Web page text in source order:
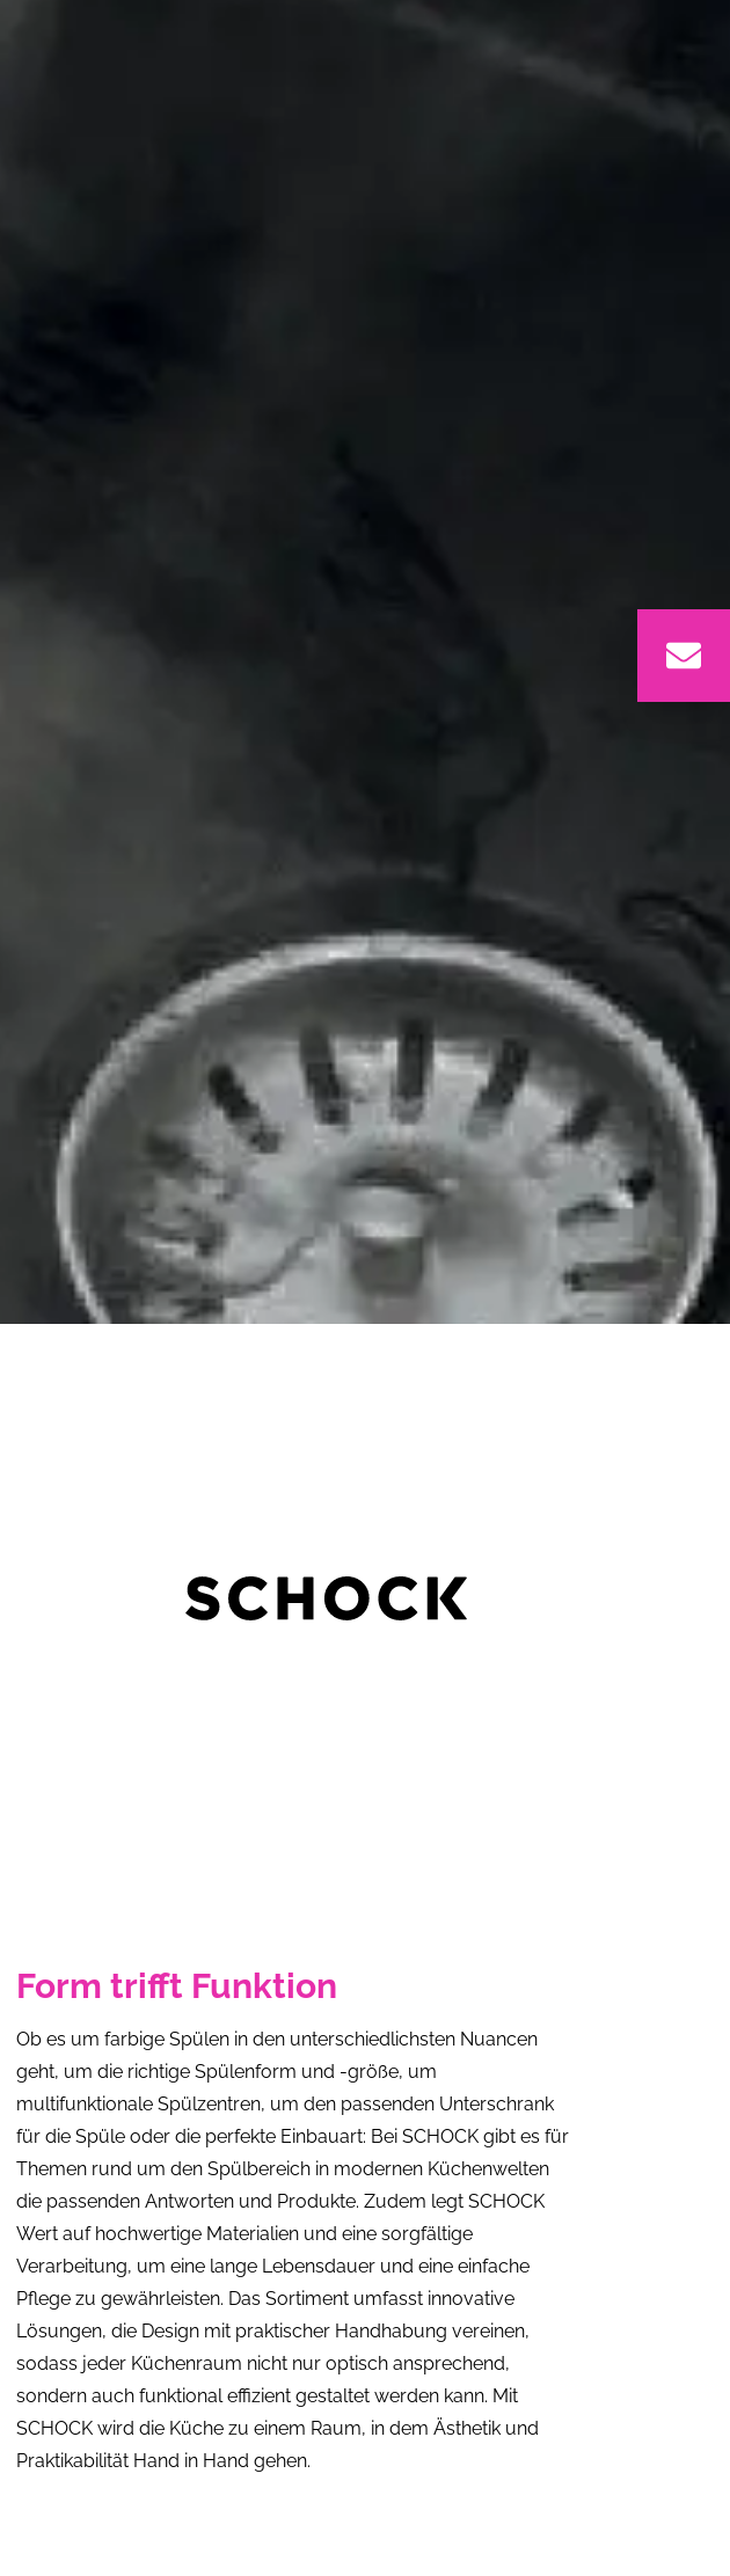
Form trifft Funktion
Ob es um farbige Spülen in den unterschiedlichsten Nuancen
geht, um die richtige Spülenform und -größe, um
multifunktionale Spülzentren, um den passenden Unterschrank
für die Spüle oder die perfekte Einbauart: Bei SCHOCK gibt es für
Themen rund um den Spülbereich in modernen Küchenwelten
die passenden Antworten und Produkte. Zudem legt SCHOCK
Wert auf hochwertige Materialien und eine sorgfältige
Verarbeitung, um eine lange Lebensdauer und eine einfache
Pflege zu gewährleisten. Das Sortiment umfasst innovative
Lösungen, die Design mit praktischer Handhabung vereinen,
sodass jeder Küchenraum nicht nur optisch ansprechend,
sondern auch funktional effizient gestaltet werden kann. Mit
SCHOCK wird die Küche zu einem Raum, in dem Ästhetik und
Praktikabilität Hand in Hand gehen.